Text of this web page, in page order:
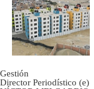
Gestión
Director Periodístico (e)